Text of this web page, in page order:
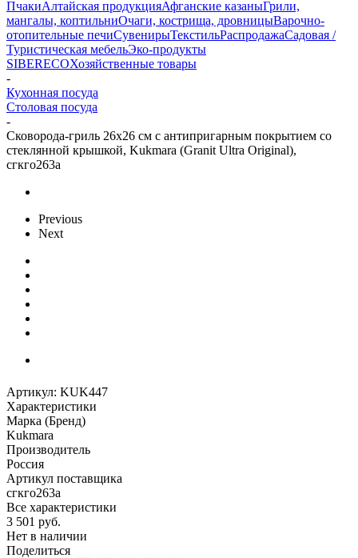
ПчакиАлтайская продукцияАфганские казаныГрили,
мангалы, коптильниОчаги, кострища, дровницыВарочно-
отопительные печиСувенирыТекстильРаспродажаСадовая /
Туристическая мебельЭко-продукты
SIBERECOХозяйственные товары
-
Кухонная посуда
Столовая посуда
-
Сковорода-гриль 26х26 см с антипригарным покрытием со
стеклянной крышкой, Kukmara (Granit Ultra Original),
сгкго263а
Previous
Next
Артикул: KUK447
Характеристики
Марка (Бренд)
Kukmara
Производитель
Россия
Артикул поставщика
сгкго263а
Все характеристики
3 501 руб.
Нет в наличии
Поделиться